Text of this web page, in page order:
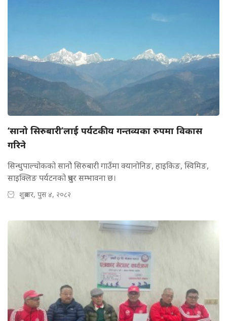
‘सानो सिरुबारी’लाई पर्यटकीय गन्तव्यका रुपमा विकास
गरिने
सिन्धुपाल्चोकको सानोे सिरुबारी गाउँमा क्यानोनिङ, हाइकिङ, स्विमिङ,
साइक्लिङ पर्यटनको प्रचुर सम्भावना छ।
शुक्रबार, पुस ४, २०८२